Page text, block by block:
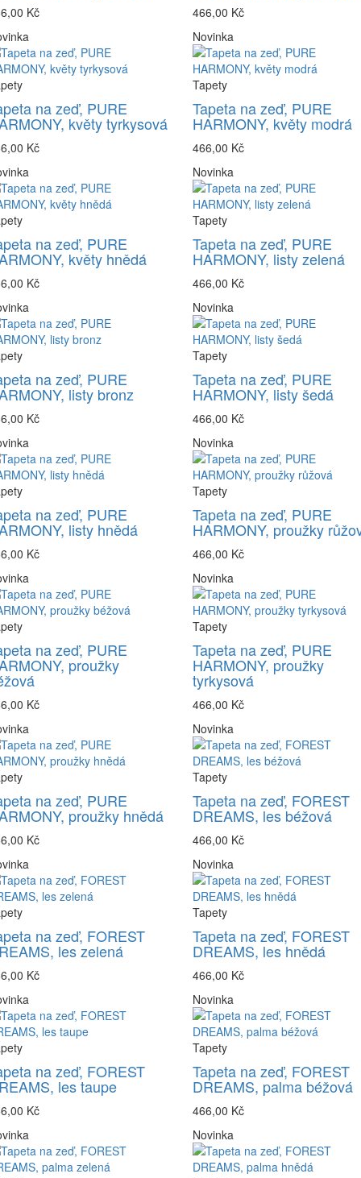
Kč
466,00 Kč
na zeď, PURE
květy tyrkysová
Kč
Novinka
Tapety
Tapeta na zeď, PURE
HARMONY, květy modrá
466,00 Kč
na zeď, PURE
květy hnědá
Kč
Novinka
Tapety
Tapeta na zeď, PURE
HARMONY, listy zelená
466,00 Kč
na zeď, PURE
listy bronz
Kč
Novinka
Tapety
Tapeta na zeď, PURE
HARMONY, listy šedá
466,00 Kč
na zeď, PURE
listy hnědá
Kč
Novinka
Tapety
Tapeta na zeď, PURE
HARMONY, proužky
466,00 Kč
na zeď, PURE
proužky
Kč
Novinka
Tapety
Tapeta na zeď, PURE
HARMONY, proužky
tyrkysová
466,00 Kč
na zeď, PURE
proužky hnědá
Kč
Novinka
Tapety
Tapeta na zeď, FOREST
DREAMS, les béžová
466,00 Kč
na zeď, FOREST
les zelená
Kč
Novinka
Tapety
Tapeta na zeď, FOREST
DREAMS, les hnědá
466,00 Kč
na zeď, FOREST
les taupe
Kč
Novinka
Tapety
Tapeta na zeď, FOREST
DREAMS, palma béžová
466,00 Kč
Novinka